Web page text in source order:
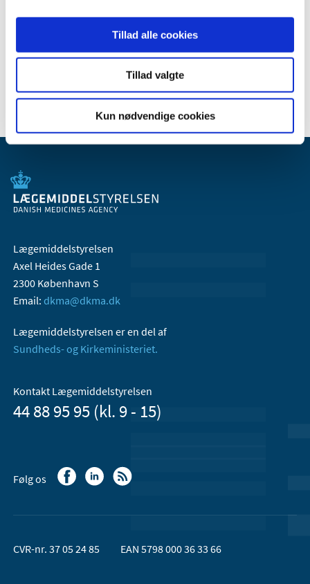
Tillad alle cookies
Tillad valgte
Kun nødvendige cookies
Lægemiddelstyrelsen
Axel Heides Gade 1
2300 København S
Email: dkma@dkma.dk
Lægemiddelstyrelsen er en del af
Sundheds- og Kirkeministeriet.
Kontakt Lægemiddelstyrelsen
44 88 95 95 (kl. 9 - 15)
Følg os
CVR-nr. 37 05 24 85 EAN 5798 000 36 33 66